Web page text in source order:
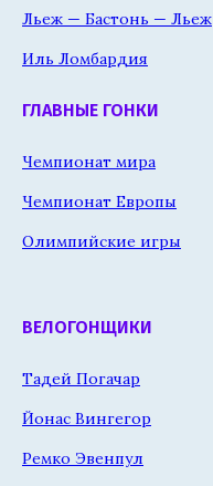
Льеж — Бастонь — Льеж
Иль Ломбардия
ГЛАВНЫЕ ГОНКИ
Чемпионат мира
Чемпионат Европы
Олимпийские игры
ВЕЛОГОНЩИКИ
Тадей Погачар
Йонас Вингегор
Ремко Эвенпул